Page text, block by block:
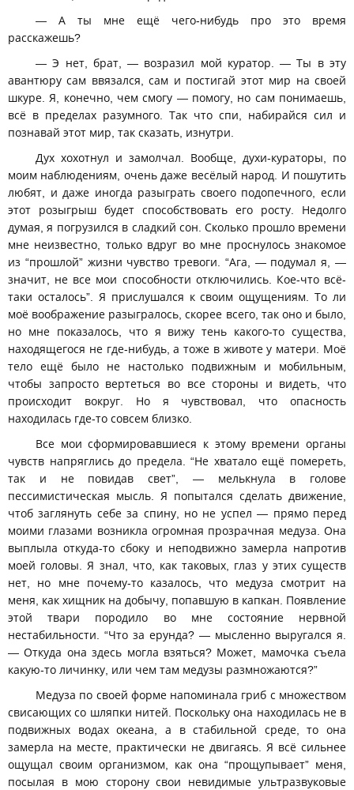
— А ты мне ещё чего-нибудь про это время
расскажешь?
— Э нет, брат, — возразил мой куратор. — Ты в эту
авантюру сам ввязался, сам и постигай этот мир на своей
шкуре. Я, конечно, чем смогу — помогу, но сам понимаешь,
всё в пределах разумного. Так что спи, набирайся сил и
познавай этот мир, так сказать, изнутри.
Дух хохотнул и замолчал. Вообще, духи-кураторы, по
моим наблюдениям, очень даже весёлый народ. И пошутить
любят, и даже иногда разыграть своего подопечного, если
этот розыгрыш будет способствовать его росту. Недолго
думая, я погрузился в сладкий сон. Сколько прошло времени
мне неизвестно, только вдруг во мне проснулось знакомое
из “прошлой” жизни чувство тревоги. “Ага, — подумал я, —
значит, не все мои способности отключились. Кое-что всё-
таки осталось”. Я прислушался к своим ощущениям. То ли
моё воображение разыгралось, скорее всего, так оно и было,
но мне показалось, что я вижу тень какого-то существа,
находящегося не где-нибудь, а тоже в животе у матери. Моё
тело ещё было не настолько подвижным и мобильным,
чтобы запросто вертеться во все стороны и видеть, что
происходит вокруг. Но я чувствовал, что опасность
находилась где-то совсем близко.
Все мои сформировавшиеся к этому времени органы
чувств напряглись до предела. “Не хватало ещё помереть,
так и не повидав свет”, — мелькнула в голове
пессимистическая мысль. Я попытался сделать движение,
чтоб заглянуть себе за спину, но не успел — прямо перед
моими глазами возникла огромная прозрачная медуза. Она
выплыла откуда-то сбоку и неподвижно замерла напротив
моей головы. Я знал, что, как таковых, глаз у этих существ
нет, но мне почему-то казалось, что медуза смотрит на
меня, как хищник на добычу, попавшую в капкан. Появление
этой твари породило во мне состояние нервной
нестабильности. “Что за ерунда? — мысленно выругался я.
— Откуда она здесь могла взяться? Может, мамочка съела
какую-то личинку, или чем там медузы размножаются?”
Медуза по своей форме напоминала гриб с множеством
свисающих со шляпки нитей. Поскольку она находилась не в
подвижных водах океана, а в стабильной среде, то она
замерла на месте, практически не двигаясь. Я всё сильнее
ощущал своим организмом, как она “прощупывает” меня,
посылая в мою сторону свои невидимые ультразвуковые